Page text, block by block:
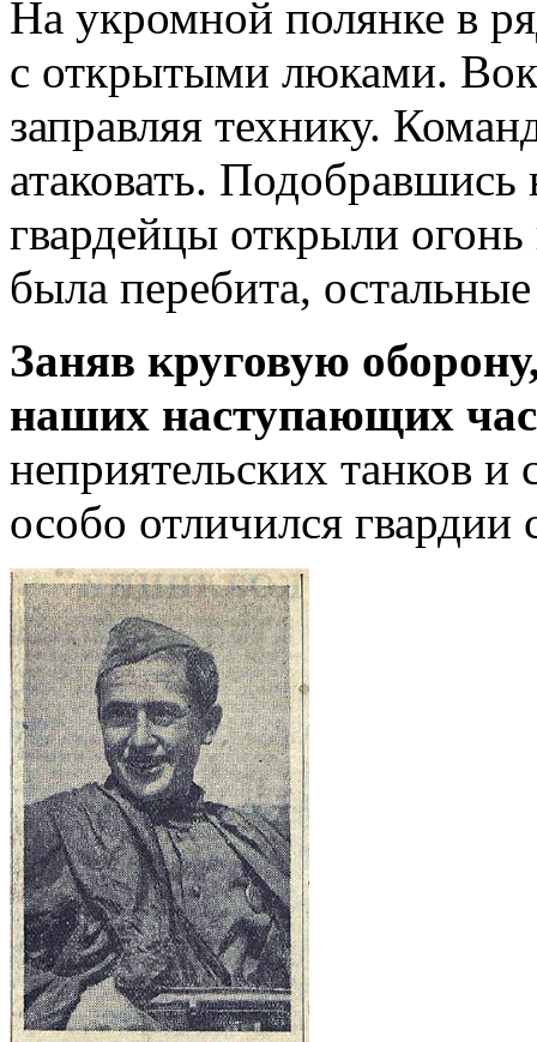
На укромной полянке в
с открытыми люками.
заправляя технику.
атаковать.
гвардейцы открыли
была перебита,
Заняв круговую
наших наступающих
неприятельских танков
особо отличился